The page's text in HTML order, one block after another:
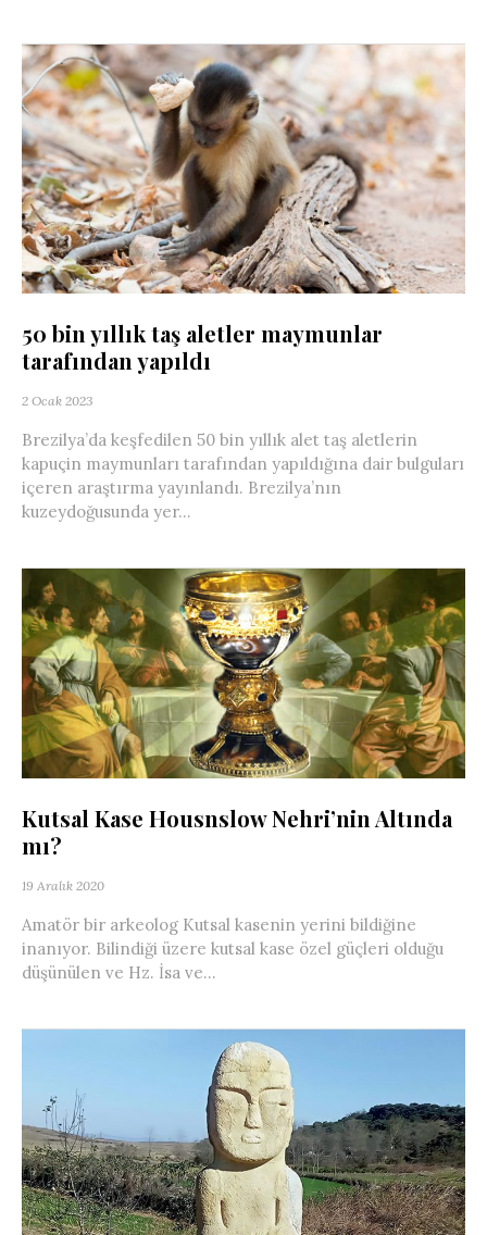
50 bin yıllık taş aletler maymunlar
tarafından yapıldı
2 Ocak 2023
Brezilya’da keşfedilen 50 bin yıllık alet taş aletlerin
kapuçin maymunları tarafından yapıldığına dair bulguları
içeren araştırma yayınlandı. Brezilya’nın
kuzeydoğusunda yer...
Kutsal Kase Housnslow Nehri’nin Altında
mı?
19 Aralık 2020
Amatör bir arkeolog Kutsal kasenin yerini bildiğine
inanıyor. Bilindiği üzere kutsal kase özel güçleri olduğu
düşünülen ve Hz. İsa ve...